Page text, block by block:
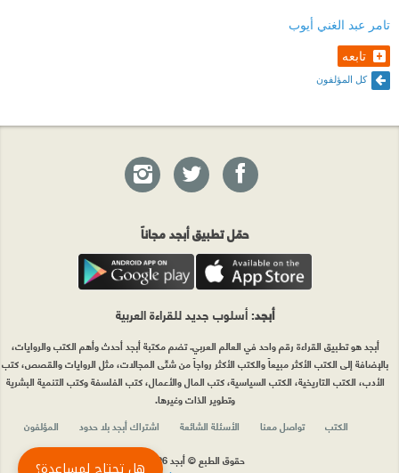
تامر عبد الغني أيوب
تابعه
كل المؤلفون
حمّل تطبيق أبجد مجاناً
أبجد: أسلوب جديد للقراءة العربية
أبجد هو تطبيق القراءة رقم واحد في العالم العربي. تضم مكتبة أبجد أحدث وأهم الكتب والروايات،
بالإضافة إلى الكتب الأكثر مبيعاً والكتب الأكثر رواجاً من شتّى المجالات، مثل الروايات والقصص، كتب
الأدب، الكتب التاريخية، الكتب السياسية، كتب المال والأعمال، كتب الفلسفة وكتب التنمية البشرية
وتطوير الذات وغيرها.
الكتب
تواصل معنا الأسئلة الشائعة اشتراك أبجد بلا حدود
المؤلفون
حقوق الطبع © أبجد 2026